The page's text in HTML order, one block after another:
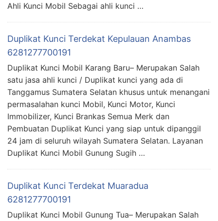
Ahli Kunci Mobil Sebagai ahli kunci …
Duplikat Kunci Terdekat Kepulauan Anambas
6281277700191
Duplikat Kunci Mobil Karang Baru– Merupakan Salah
satu jasa ahli kunci / Duplikat kunci yang ada di
Tanggamus Sumatera Selatan khusus untuk menangani
permasalahan kunci Mobil, Kunci Motor, Kunci
Immobilizer, Kunci Brankas Semua Merk dan
Pembuatan Duplikat Kunci yang siap untuk dipanggil
24 jam di seluruh wilayah Sumatera Selatan. Layanan
Duplikat Kunci Mobil Gunung Sugih …
Duplikat Kunci Terdekat Muaradua
6281277700191
Duplikat Kunci Mobil Gunung Tua– Merupakan Salah